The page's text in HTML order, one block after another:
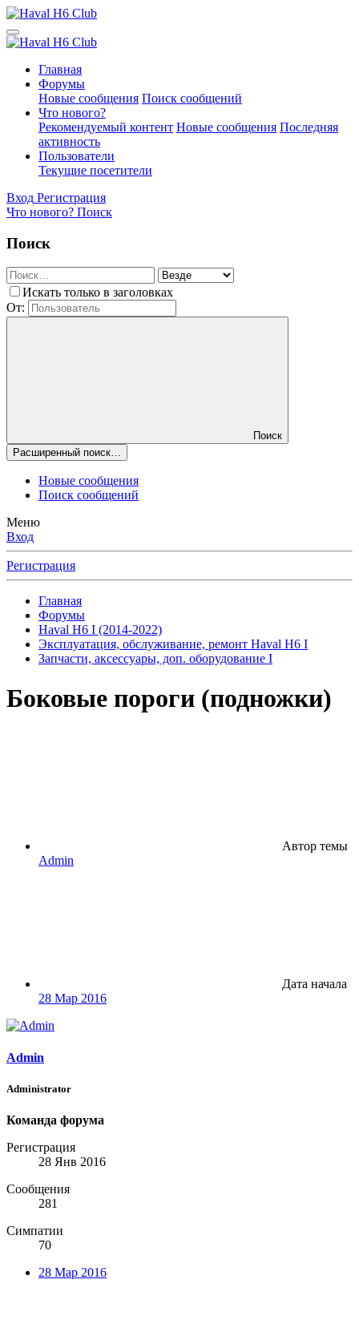
Главная
Форумы
Новые сообщения Поиск сообщений
Что нового?
Рекомендуемый контент Новые сообщения Последняя
активность
Пользователи
Текущие посетители
Вход Регистрация
Что нового? Поиск
Поиск
Искать только в заголовках
От:
Поиск
Расширенный поиск…
Новые сообщения
Поиск сообщений
Меню
Вход
Регистрация
Главная
Форумы
Haval H6 I (2014-2022)
Эксплуатация, обслуживание, ремонт Haval H6 I
Запчасти, аксессуары, доп. оборудование I
Боковые пороги (подножки)
Автор темы
Admin
Дата начала
28 Мар 2016
Admin
Administrator
Команда форума
Регистрация
28 Янв 2016
Сообщения
281
Симпатии
70
28 Мар 2016